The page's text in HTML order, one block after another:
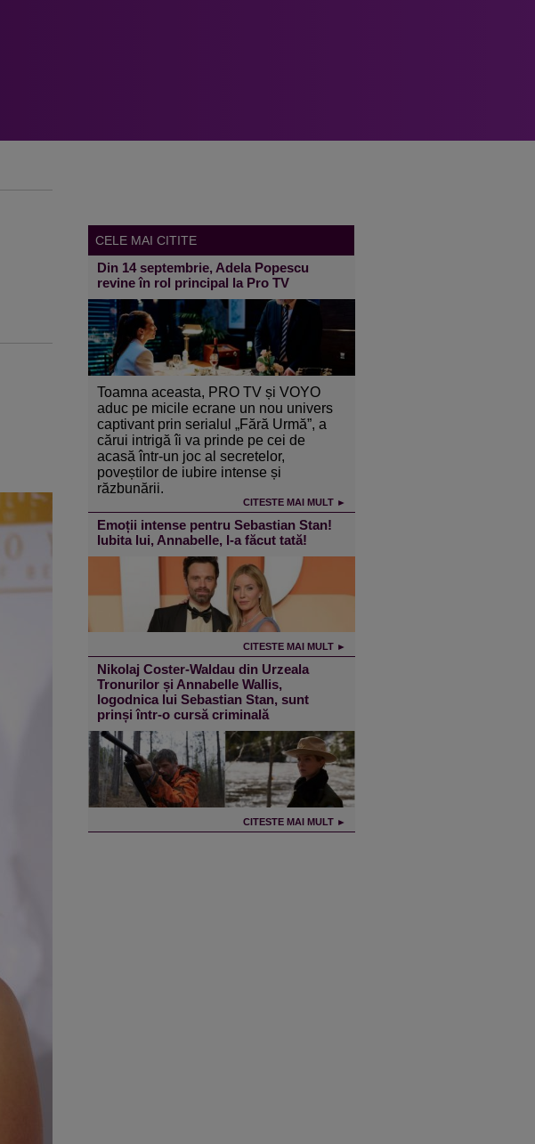
CELE MAI CITITE
Din 14 septembrie, Adela Popescu
revine în rol principal la Pro TV
Toamna aceasta, PRO TV și VOYO
aduc pe micile ecrane un nou univers
captivant prin serialul „Fără Urmă”, a
cărui intrigă îi va prinde pe cei de
acasă într-un joc al secretelor,
poveștilor de iubire intense și
răzbunării.
CITESTE MAI MULT ►
Emoții intense pentru Sebastian Stan!
Iubita lui, Annabelle, l-a făcut tată!
CITESTE MAI MULT ►
Nikolaj Coster-Waldau din Urzeala
Tronurilor și Annabelle Wallis,
logodnica lui Sebastian Stan, sunt
prinși într-o cursă criminală
CITESTE MAI MULT ►